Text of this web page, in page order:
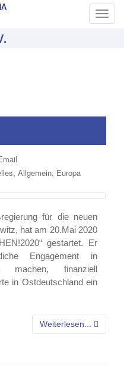
T
i
, Allgemein, Europa
für die neuen
hat am 20.Mai 2020
gestartet. Er
Engagement in
machen, finanziell
in Ostdeutschland ein
Weiterlesen...